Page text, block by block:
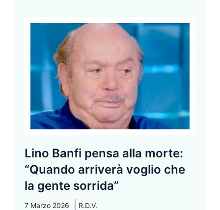
Lino Banfi pensa alla morte:
“Quando arriverà voglio che
la gente sorrida”
7 Marzo 2026 R.D.V.